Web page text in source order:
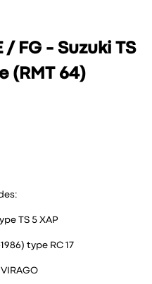
/ FG - Suzuki TS
(RMT 64)
TS 5 XAP
type RC 17